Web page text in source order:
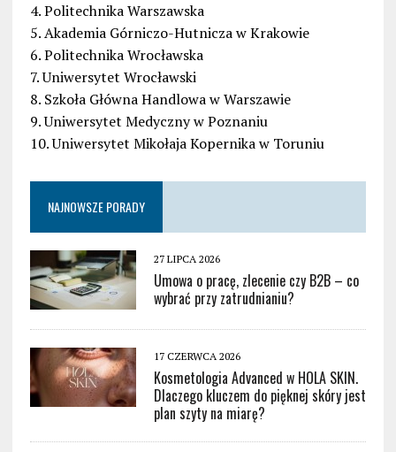
4. Politechnika Warszawska
5. Akademia Górniczo-Hutnicza w Krakowie
6. Politechnika Wrocławska
7. Uniwersytet Wrocławski
8. Szkoła Główna Handlowa w Warszawie
9. Uniwersytet Medyczny w Poznaniu
10. Uniwersytet Mikołaja Kopernika w Toruniu
NAJNOWSZE PORADY
27 LIPCA 2026
Umowa o pracę, zlecenie czy B2B – co
wybrać przy zatrudnianiu?
17 CZERWCA 2026
Kosmetologia Advanced w HOLA SKIN.
Dlaczego kluczem do pięknej skóry jest
plan szyty na miarę?